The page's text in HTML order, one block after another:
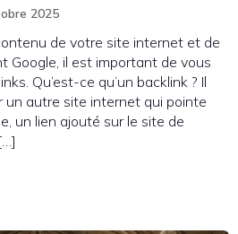
2025
de votre site internet et de
Google, il est important de vous
Qu’est-ce qu’un backlink ? Il
un autre site internet qui pointe
un lien ajouté sur le site de